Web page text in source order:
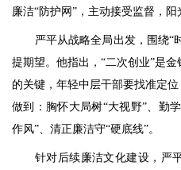
廉洁“防护网”，主动接受监督，阳
严平从战略全局出发，围绕“
提期望。他指出，“二次创业”是
的关键，年轻中层干部要找准定
做到：胸怀大局树“大视野”、勤
作风”、清正廉洁守“硬底线”。
针对后续廉洁文化建设，严